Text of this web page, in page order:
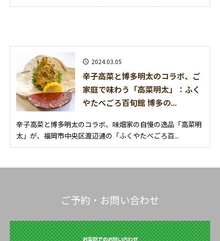
2024.03.05
辛子高菜と博多明太のコラボ、ご
家庭で味わう「高菜明太」：ふく
やたべごろ百旬館 博多の...
辛子高菜と博多明太のコラボ、味畑家の自慢の逸品「高菜明
太」が、福岡市中央区渡辺通の「ふくやたべごろ百...
ご予約・お問い合わせ